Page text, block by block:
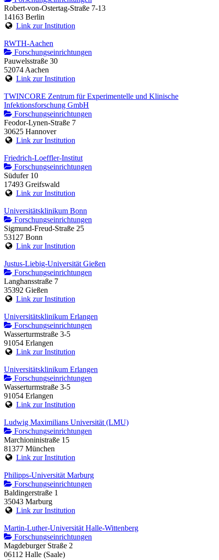
Robert-von-Ostertag-Straße 7-13
14163 Berlin
Link zur Institution
RWTH-Aachen
Forschungseinrichtungen
Pauwelsstraße 30
52074 Aachen
Link zur Institution
TWINCORE Zentrum für Experimentelle und Klinische
Infektionsforschung GmbH
Forschungseinrichtungen
Feodor-Lynen-Straße 7
30625 Hannover
Link zur Institution
Friedrich-Loeffler-Institut
Forschungseinrichtungen
Südufer 10
17493 Greifswald
Link zur Institution
Universitätsklinikum Bonn
Forschungseinrichtungen
Sigmund-Freud-Straße 25
53127 Bonn
Link zur Institution
Justus-Liebig-Universität Gießen
Forschungseinrichtungen
Langhansstraße 7
35392 Gießen
Link zur Institution
Universitätsklinikum Erlangen
Forschungseinrichtungen
Wasserturmstraße 3-5
91054 Erlangen
Link zur Institution
Universitätsklinikum Erlangen
Forschungseinrichtungen
Wasserturmstraße 3-5
91054 Erlangen
Link zur Institution
Ludwig Maximilians Universität (LMU)
Forschungseinrichtungen
Marchioninistraße 15
81377 München
Link zur Institution
Philipps-Universität Marburg
Forschungseinrichtungen
Baldingerstraße 1
35043 Marburg
Link zur Institution
Martin-Luther-Universität Halle-Wittenberg
Forschungseinrichtungen
Magdeburger Straße 2
06112 Halle (Saale)